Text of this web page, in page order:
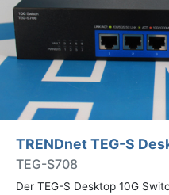
TRENDnet TEG-S
TEG-S708
Der TEG-S Desktop 10G